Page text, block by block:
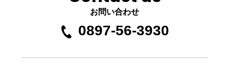
お問い合わせ
0897-56-3930